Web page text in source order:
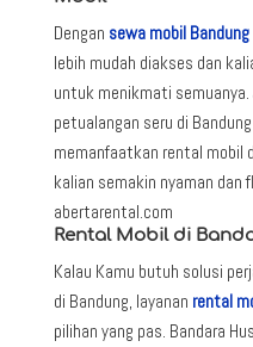
Dengan sewa mobil
lebih mudah diakses dan
untuk menikmati
petualangan seru di
memanfaatkan rental mobil
kalian semakin nyaman dan
abertarental.com
Rental Mobil di
Kalau Kamu butuh solusi
di Bandung, layanan rental
pilihan yang pas. Bandara